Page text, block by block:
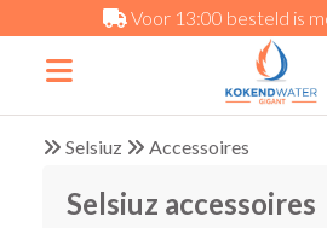
Voor 13:00 besteld is
Selsiuz Accessoires
Selsiuz accessoires